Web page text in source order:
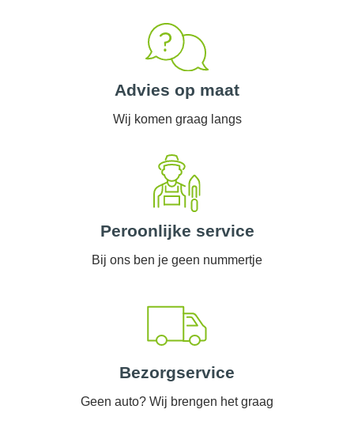
Advies op maat
Wij komen graag langs
Peroonlijke service
Bij ons ben je geen nummertje
Bezorgservice
Geen auto? Wij brengen het graag